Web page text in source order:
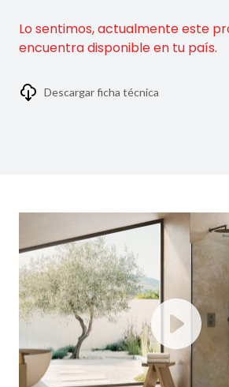
Lo sentimos, actualmente este
encuentra disponible en tu país.
Descargar ficha técnica